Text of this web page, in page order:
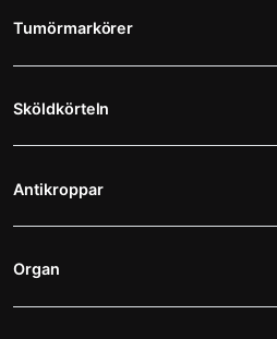
Tumörmarkörer
Sköldkörteln
Antikroppar
Organ